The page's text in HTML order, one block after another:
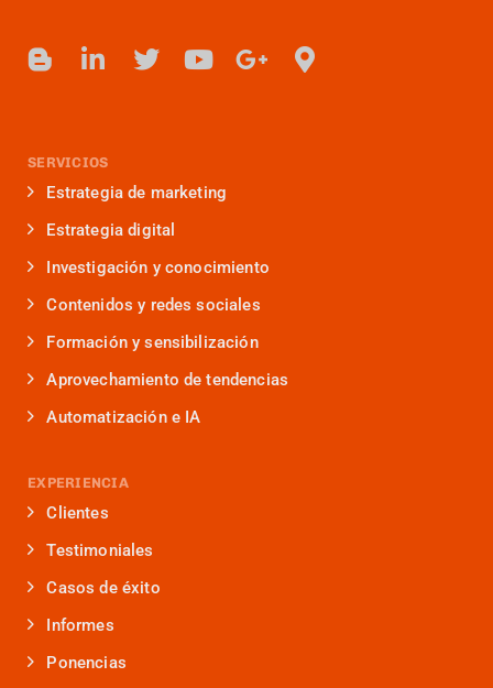
SERVICIOS
Estrategia de marketing
Estrategia digital
Investigación y conocimiento
Contenidos y redes sociales
Formación y sensibilización
Aprovechamiento de tendencias
Automatización e IA
EXPERIENCIA
Clientes
Testimoniales
Casos de éxito
Informes
Ponencias